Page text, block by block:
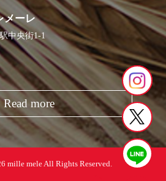
メーレ
中央街1-1
Read more
mille mele All Rights Reserved.